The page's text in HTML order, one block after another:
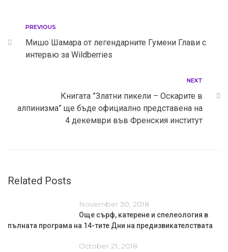
PREVIOUS
Мишо Шамара от легендарните Гумени Глави с
интервю за Wildberries
NEXT
Книгата ”Златни пикели – Оскарите в
алпинизма” ще бъде официално представена на
4 декември във Френския институт
Related Posts
November 30, 2018
Още сърф, катерене и спелеология в
пълната програма на 14-тите Дни на предизвикателствата
October 21, 2018